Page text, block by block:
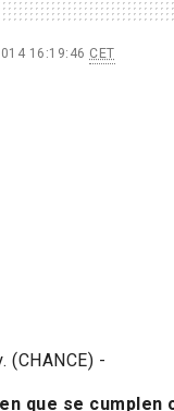
16:19:46 CET
(CHANCE) -
que se cumplen